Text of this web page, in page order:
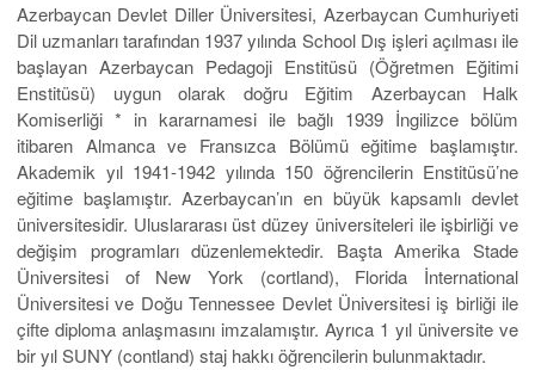
Azerbaycan Devlet Diller Üniversitesi, Azerbaycan Cumhuriyeti
Dil uzmanları tarafından 1937 yılında School Dış işleri açılması ile
başlayan Azerbaycan Pedagoji Enstitüsü (Öğretmen Eğitimi
Enstitüsü) uygun olarak doğru Eğitim Azerbaycan Halk
Komiserliği * in kararnamesi ile bağlı 1939 İngilizce bölüm
itibaren Almanca ve Fransızca Bölümü eğitime başlamıştır.
Akademik yıl 1941-1942 yılında 150 öğrencilerin Enstitüsü’ne
eğitime başlamıştır. Azerbaycan’ın en büyük kapsamlı devlet
üniversitesidir. Uluslararası üst düzey üniversiteleri ile işbirliği ve
değişim programları düzenlemektedir. Başta Amerika Stade
Üniversitesi of New York (cortland), Florida İnternational
Üniversitesi ve Doğu Tennessee Devlet Üniversitesi iş birliği ile
çifte diploma anlaşmasını imzalamıştır. Ayrıca 1 yıl üniversite ve
bir yıl SUNY (contland) staj hakkı öğrencilerin bulunmaktadır.